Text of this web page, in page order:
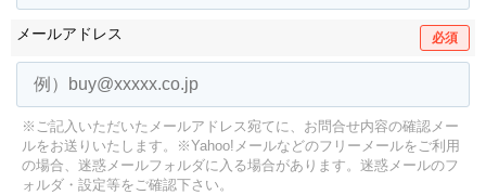
メールアドレス 必須
※ご記入いただいたメールアドレス宛てに、お問合せ内容の確認メー
ルをお送りいたします。
※Yahoo!メールなどのフリーメールをご利用
の場合、迷惑メールフォルダに入る場合があります。 迷惑メールのフ
ォルダ・設定等をご確認下さい。